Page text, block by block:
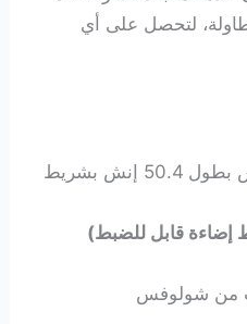
لتحصل على أي
9. مكتب ألعاب من شولوفس بطول 50.4 إنش بشريط
قابل للضبط)